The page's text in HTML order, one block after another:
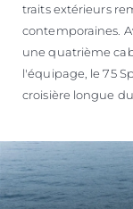
traits extérieurs
contemporaines.
une quatrième
l'équipage, le 75
croisière longue